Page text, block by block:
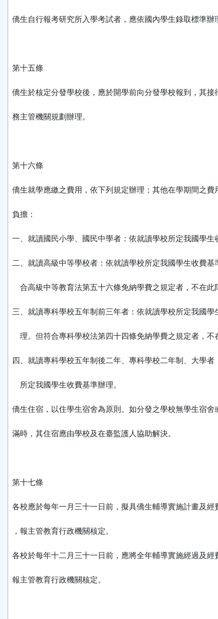
僑生自行報考研究所入學考試者，應依國內學生錄取標準辦
第十五條
僑生於核定分發學校後，應於開學前向分發學校報到，其接
務主管機關規劃辦理。
第十六條
僑生就學應繳之費用，依下列規定辦理；其他在學期間之費
負擔：
一、就讀國民小學、國民中學者：依就讀學校所定我國學生
二、就讀高級中等學校者：依就讀學校所定我國學生收費基
合高級中等教育法第五十六條免納學費之規定者，不在此
三、就讀專科學校五年制前三年者：依就讀學校所定我國學
理。但符合專科學校法第四十四條免納學費之規定者，不
四、就讀專科學校五年制後二年、專科學校二年制、大學者
所定我國學生收費基準辦理。
僑生住宿，以住學生宿舍為原則。如分發之學校無學生宿舍
滿時，其住宿應由學校及在臺監護人協助解決。
第十七條
各校應於每年一月三十一日前，擬具僑生輔導實施計畫及經
，報主管教育行政機關核定。
各校於每年十二月三十一日前，應將全年輔導實施經過及經
報主管教育行政機關核定。